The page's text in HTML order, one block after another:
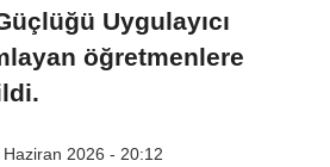
Uygulayıcı
öğretmenlere
Haziran 2026 - 20:12